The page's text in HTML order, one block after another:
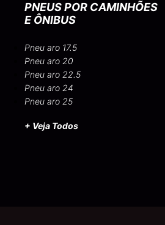
PNEUS POR CAMINHÕES
E ÔNIBUS
Pneu aro 17.5
Pneu aro 20
Pneu aro 22.5
Pneu aro 24
Pneu aro 25
+ Veja Todos